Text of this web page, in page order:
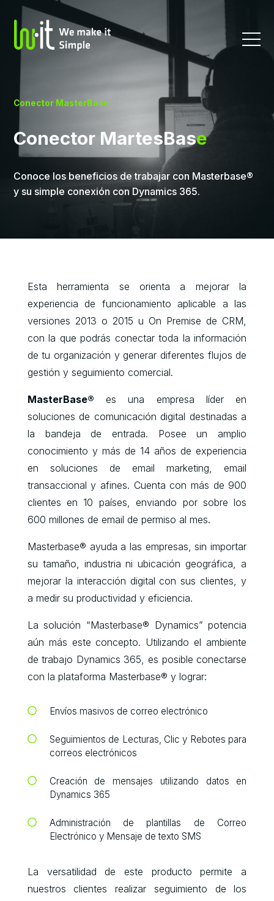
Conector MasterBase
Conector MartesBase
Conoce los beneficios de trabajar con Masterbase®
y su simple conexión con Dynamics 365.
Esta herramienta se orienta a mejorar la
experiencia de funcionamiento aplicable a las
versiones 2013 o 2015 u On Premise de CRM,
con la que podrás conectar toda la información
de tu organización y generar diferentes flujos de
gestión y seguimiento comercial.
MasterBase® es una empresa líder en
soluciones de comunicación digital destinadas a
la bandeja de entrada. Posee un amplio
conocimiento y más de 14 años de experiencia
en soluciones de email marketing, email
transaccional y afines. Cuenta con más de 900
clientes en 10 países, enviando por sobre los
600 millones de email de permiso al mes.
Masterbase® ayuda a las empresas, sin importar
su tamaño, industria ni ubicación geográfica, a
mejorar la interacción digital con sus clientes, y
a medir su productividad y eficiencia.
La solución “Masterbase® Dynamics” potencia
aún más este concepto. Utilizando el ambiente
de trabajo Dynamics 365, es posible conectarse
con la plataforma Masterbase® y lograr:
Envíos masivos de correo electrónico
Seguimientos de Lecturas, Clic y Rebotes para
correos electrónicos
Creación de mensajes utilizando datos en
Dynamics 365
Administración de plantillas de Correo
Electrónico y Mensaje de texto SMS
La versatilidad de este producto permite a
nuestros clientes realizar seguimiento de los